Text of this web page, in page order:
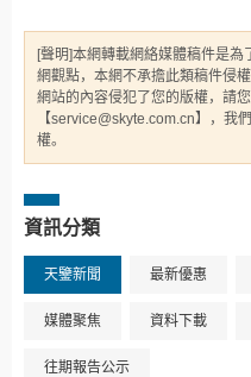
[聲明]本網轉載網絡媒體稿件是
網觀點，本網不承擔此類稿件侵
網站的內容侵犯了您的版權，請
【service@skyte.com.cn】，我
權。
資訊分類
天鑒新聞 最新優惠
媒體聚焦 資料下載
往期報告公示